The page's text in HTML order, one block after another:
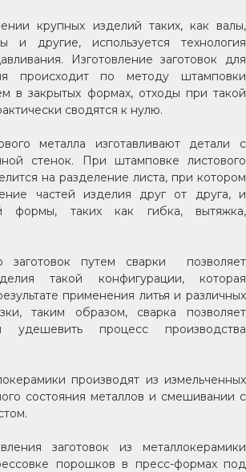
крупных изделий таких, как валы,
и другие, используется технология
Изготовление заготовок для
происходит по методу штамповки
в закрытых формах, отходы при такой
сводятся к нулю.
металла изготавливают детали с
стенок. При штамповке листового
на разделение листа, при котором
частей изделия друг от друга, и
формы, таких как гибка, вытяжка,
заготовок путем сварки позволяет
такой конфигурации, которая
применения литья и различных
таким образом, сварка позволяет
удешевить процесс производства
производят из измельченных
состояния металлов и смешивании с
заготовок из металлокерамики
порошков в пресс-формах под